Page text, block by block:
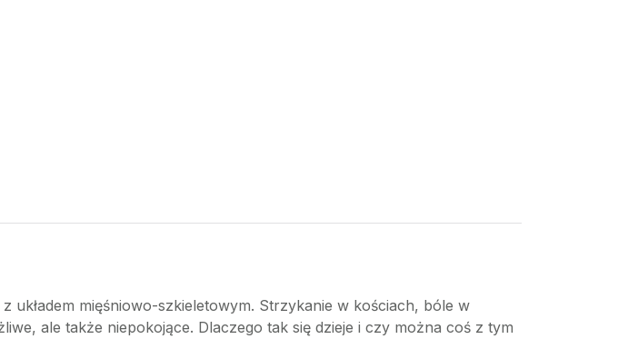
układem mięśniowo-szkieletowym. Strzykanie w kościach, bóle w
ale także niepokojące. Dlaczego tak się dzieje i czy można coś z tym